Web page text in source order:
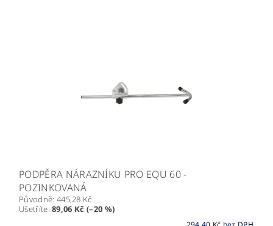
PODPĚRA NÁRAZNÍKU PRO EQU 60 -
POZINKOVANÁ
Původně: 445,28 Kč
Ušetříte:89,06 Kč (–20 %)